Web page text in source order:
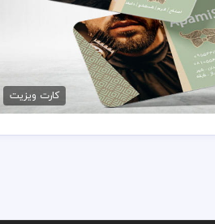
کارت ویزیت آرایشگاه مردانه
79,000 تومان
کارت ویزیت